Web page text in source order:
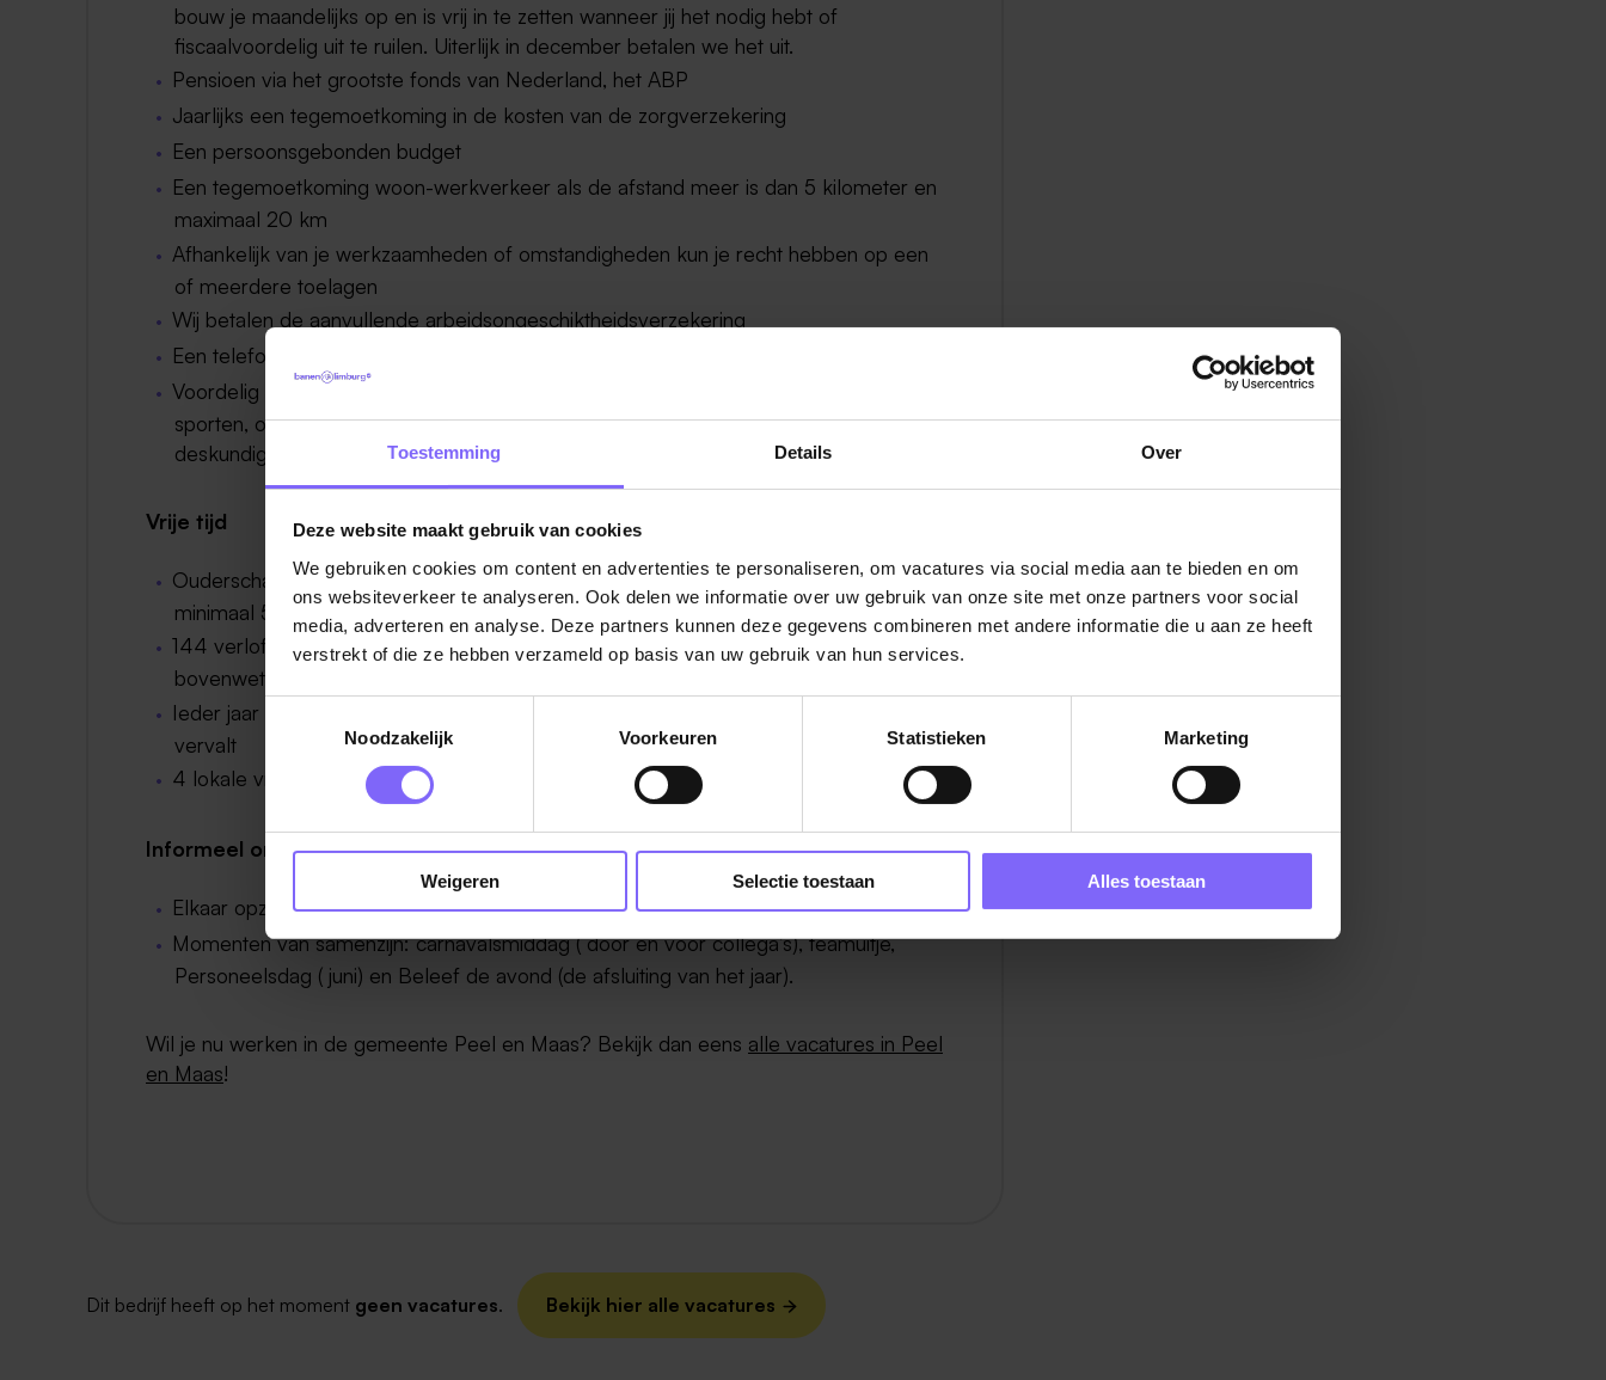
Toestemming Details Over
Deze website maakt gebruik van cookies
We gebruiken cookies om content en advertenties te personaliseren, om vacatures via social media aan te bieden en om
ons websiteverkeer te analyseren. Ook delen we informatie over uw gebruik van onze site met onze partners voor social
media, adverteren en analyse. Deze partners kunnen deze gegevens combineren met andere informatie die u aan ze heeft
verstrekt of die ze hebben verzameld op basis van uw gebruik van hun services.
Noodzakelijk
Voorkeuren Statistieken Marketing
Weigeren Selectie toestaan Alles toestaan
bouw je maandelijks op en is vrij in te zetten wanneer jij het nodig hebt of
fiscaalvoordelig uit te ruilen. Uiterlijk in december betalen we het uit.
Pensioen via het grootste fonds van Nederland, het ABP
Jaarlijks een tegemoetkoming in de kosten van de zorgverzekering
Een persoonsgebonden budget
Een tegemoetkoming woon-werkverkeer als de afstand meer is dan 5 kilometer en
maximaal 20 km
Afhankelijk van je werkzaamheden of omstandigheden kun je recht hebben op een
of meerdere toelagen
Wij betalen de aanvullende arbeidsongeschiktheidsverzekering
Een telefoon die je ook privé kunt gebruiken
Voordelig sporten: tegen een voordelig tarief kun je bij een Panningse sportschool
sporten, ook kun je deelnemen aan de gratis hardloop/wandeltrainingen onder
deskundige leiding.
Vrije tijd
Ouderschapsverlof voor mama’s en papa’s waarbij we je salaris 13 weken lang voor
minimaal 50% doorbetalen
144 verlofuren per jaar op fulltime basis en nog een leeftijdsafhankelijk
bovenwettelijk verlof
Ieder jaar de mogelijkheid om 4 werkweken verlof bij te kopen dat pas na 5 jaar
vervalt
4 lokale vrije dagen.
Informeel ontmoeten
Elkaar opzoeken tijdens het werk vinden we belangrijk
Momenten van samenzijn: carnavalsmiddag ( door en voor collega’s), teamuitje,
Personeelsdag ( juni) en Beleef de avond (de afsluiting van het jaar).
Wil je nu werken in de gemeente Peel en Maas? Bekijk dan eens alle vacatures in Peel
en Maas!
Dit bedrijf heeft op het moment geen vacatures. Bekijk hier alle vacatures